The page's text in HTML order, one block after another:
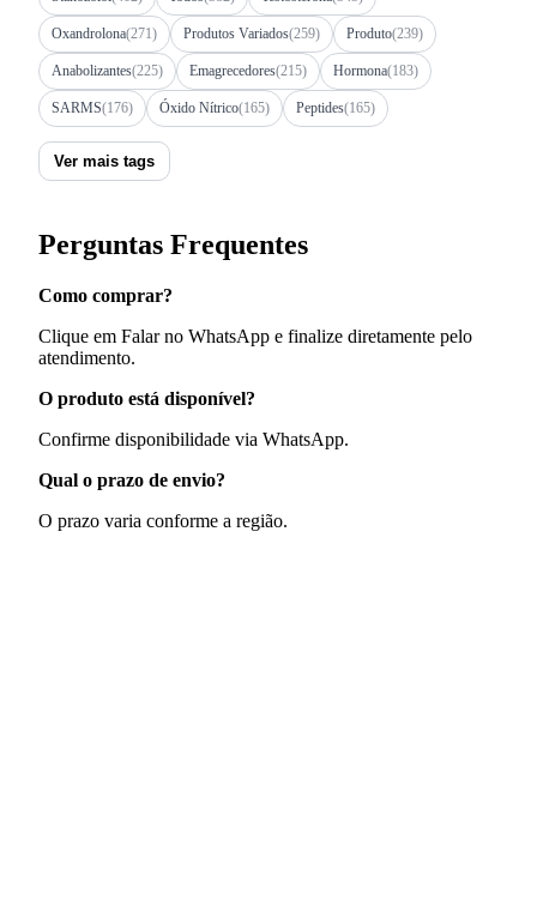
Oxandrolona(271) Produtos Variados(259) Produto(239)
Anabolizantes(225) Emagrecedores(215) Hormona(183)
SARMS(176) Óxido Nítrico(165) Peptides(165)
Ver mais tags
Perguntas Frequentes
Como comprar?
Clique em Falar no WhatsApp e finalize diretamente pelo
atendimento.
O produto está disponível?
Confirme disponibilidade via WhatsApp.
Qual o prazo de envio?
O prazo varia conforme a região.